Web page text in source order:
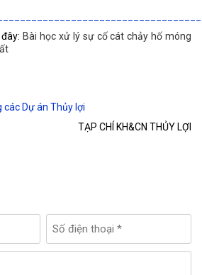
Bài học xử lý sự cố cát chảy hố móng
các Dự án Thủy lợi
TẠP CHÍ KH&CN THỦY LỢI